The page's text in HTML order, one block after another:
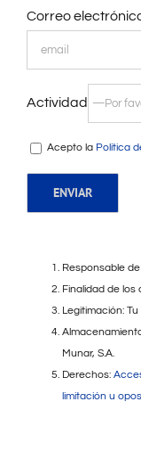
Correo
Actividad
Acepto la Política
Responsable
Finalidad de los
Legitimación:
Munar, S.A.
Derechos:
limitación u